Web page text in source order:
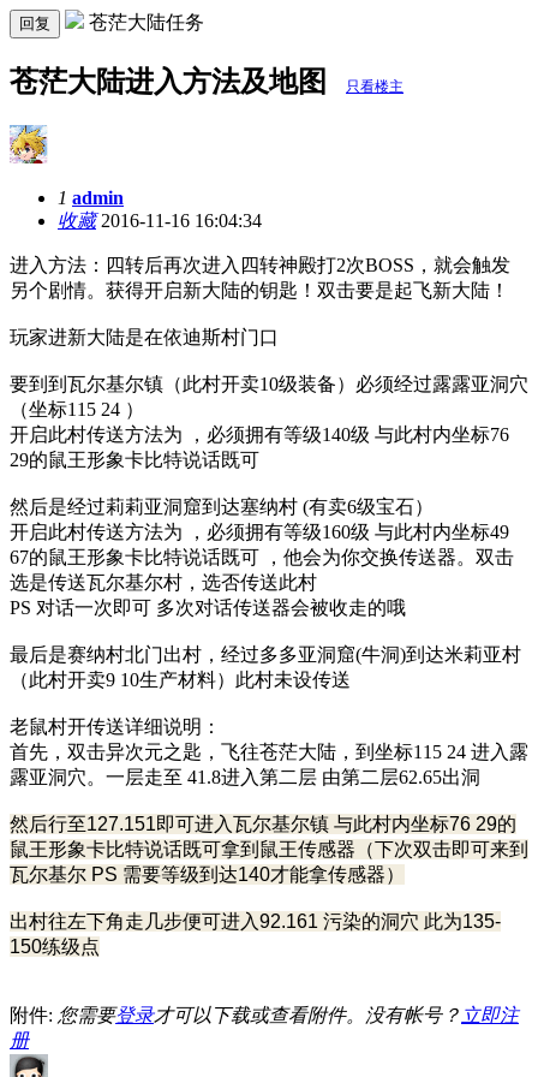
回复 苍茫大陆任务
苍茫大陆进入方法及地图 只看楼主
1 admin
收藏2016-11-16 16:04:34
进入方法：四转后再次进入四转神殿打2次BOSS，就会触发
另个剧情。获得开启新大陆的钥匙！双击要是起飞新大陆！
玩家进新大陆是在依迪斯村门口
要到到瓦尔基尔镇（此村开卖10级装备）必须经过露露亚洞穴
（坐标115 24 ）
开启此村传送方法为 ，必须拥有等级140级 与此村内坐标76
29的鼠王形象卡比特说话既可
然后是经过莉莉亚洞窟到达塞纳村 (有卖6级宝石）
开启此村传送方法为 ，必须拥有等级160级 与此村内坐标49
67的鼠王形象卡比特说话既可 ，他会为你交换传送器。双击
选是传送瓦尔基尔村，选否传送此村
PS 对话一次即可 多次对话传送器会被收走的哦
最后是赛纳村北门出村，经过多多亚洞窟(牛洞)到达米莉亚村
（此村开卖9 10生产材料）此村未设传送
老鼠村开传送详细说明：
首先，双击异次元之匙，飞往苍茫大陆，到坐标115 24 进入露
露亚洞穴。一层走至 41.8进入第二层 由第二层62.65出洞
然后行至127.151即可进入瓦尔基尔镇 与此村内坐标76 29的
鼠王形象卡比特说话既可拿到鼠王传感器（下次双击即可来到
瓦尔基尔 PS 需要等级到达140才能拿传感器）
出村往左下角走几步便可进入92.161 污染的洞穴 此为135-
150练级点
附件: 您需要登录才可以下载或查看附件。没有帐号？ 立即注
册